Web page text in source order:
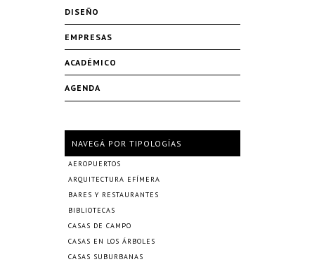
DISEÑO
EMPRESAS
ACADÉMICO
AGENDA
NAVEGÁ POR TIPOLOGÍAS
AEROPUERTOS
ARQUITECTURA EFÍMERA
BARES Y RESTAURANTES
BIBLIOTECAS
CASAS DE CAMPO
CASAS EN LOS ÁRBOLES
CASAS SUBURBANAS